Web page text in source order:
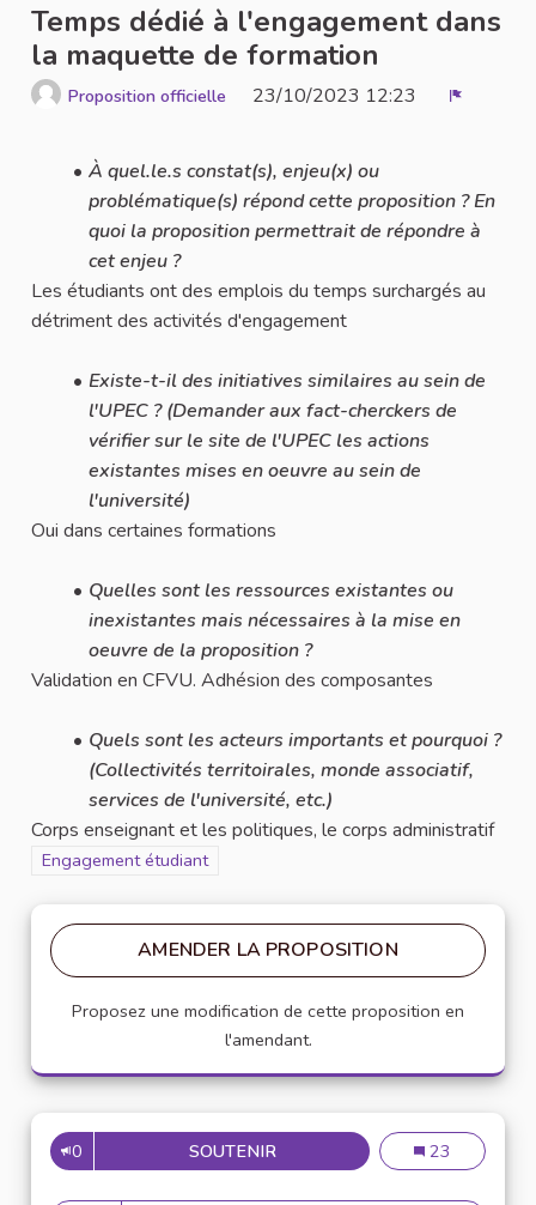
Temps dédié à l'engagement dans
la maquette de formation
Proposition officielle 23/10/2023 12:23
À quel.le.s constat(s), enjeu(x) ou
problématique(s) répond cette proposition ? En
quoi la proposition permettrait de répondre à
cet enjeu ?
Les étudiants ont des emplois du temps surchargés au
détriment des activités d'engagement
Existe-t-il des initiatives similaires au sein de
l'UPEC ? (Demander aux fact-cherckers de
vérifier sur le site de l'UPEC les actions
existantes mises en oeuvre au sein de
l'université)
Oui dans certaines formations
Quelles sont les ressources existantes ou
inexistantes mais nécessaires à la mise en
oeuvre de la proposition ?
Validation en CFVU. Adhésion des composantes
Quels sont les acteurs importants et pourquoi ?
(Collectivités territoirales, monde associatif,
services de l'université, etc.)
Corps enseignant et les politiques, le corps administratif
Filtrer les résultats pour le secteur : Engagement étudiant
Engagement étudiant
AMENDER LA PROPOSITION
Proposez une modification de cette proposition en
l'amendant.
0 SOUTENIRTEMPS DÉDIÉ ÀTemps dédié à
23